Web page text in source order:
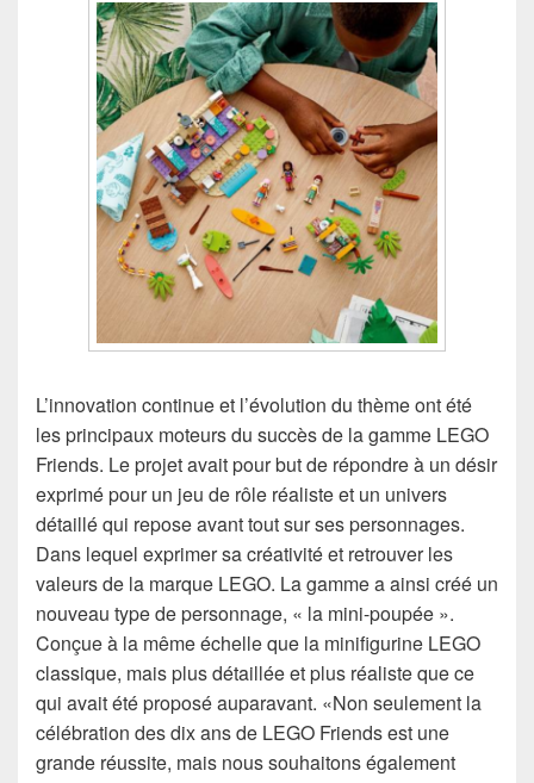
L’innovation continue et l’évolution du thème ont été
les principaux moteurs du succès de la gamme LEGO
Friends. Le projet avait pour but de répondre à un désir
exprimé pour un jeu de rôle réaliste et un univers
détaillé qui repose avant tout sur ses personnages.
Dans lequel exprimer sa créativité et retrouver les
valeurs de la marque LEGO. La gamme a ainsi créé un
nouveau type de personnage, « la mini-poupée ».
Conçue à la même échelle que la minifigurine LEGO
classique, mais plus détaillée et plus réaliste que ce
qui avait été proposé auparavant. «Non seulement la
célébration des dix ans de LEGO Friends est une
grande réussite, mais nous souhaitons également